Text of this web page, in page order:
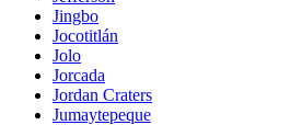
Jingbo
Jocotitlán
Jolo
Jorcada
Jordan Craters
Jumaytepeque